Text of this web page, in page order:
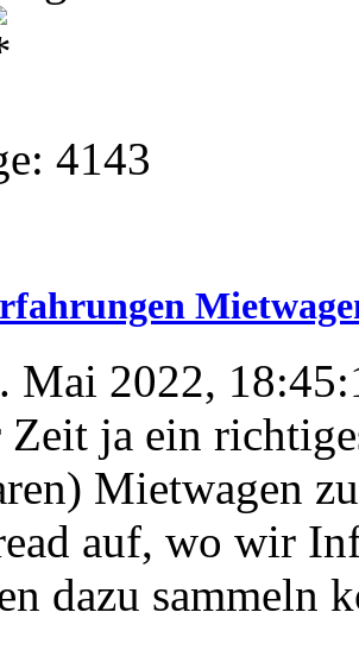
4143
Mai 2022,
Zeit ja ein
Mietwagen
auf, wo wir
dazu sammeln